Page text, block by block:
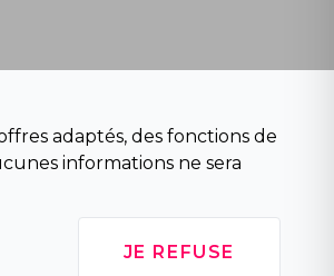
adaptés, des fonctions de
informations ne sera
JE REFUSE